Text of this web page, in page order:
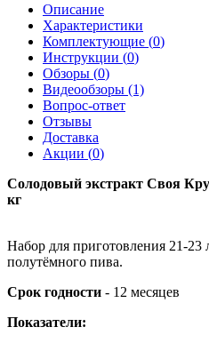
Описание
Характеристики
Комплектующие (0)
Инструкции (0)
Обзоры (0)
Видеообзоры (1)
Вопрос-ответ
Отзывы
Доставка
Акции (0)
Солодовый экстракт Своя
кг
Набор для приготовления 21-23
полутёмного пива.
Срок годности - 12 месяцев
Показатели: